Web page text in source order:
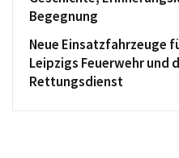
Begegnung
Neue Einsatzfahrzeuge
Leipzigs Feuerwehr und
Rettungsdienst